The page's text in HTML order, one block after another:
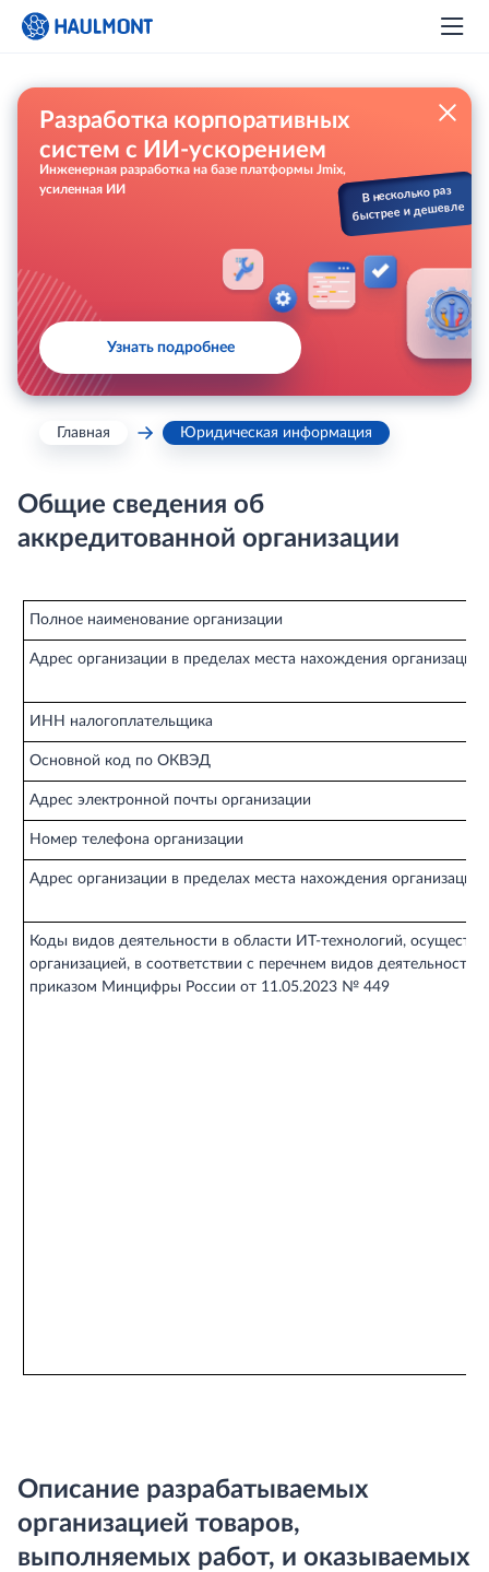
В несколько раз
быстрее и дешевле
Разработка корпоративных
систем с ИИ-ускорением
Инженерная разработка на базе платформы Jmix,
усиленная ИИ
Узнать подробнее
Главная Юридическая информация
Общие сведения об
аккредитованной организации
Полное наименование организации
Адрес организации в пределах места нахождения организации
ИНН налогоплательщика
Основной код по ОКВЭД
Адрес электронной почты организации
Номер телефона организации
Адрес организации в пределах места нахождения организации
Коды видов деятельности в области ИТ-технологий,
организацией, в соответствии с перечнем видов деятельности,
приказом Минцифры России от 11.05.2023 № 449
Описание разрабатываемых
организацией товаров,
выполняемых работ, и оказываемых